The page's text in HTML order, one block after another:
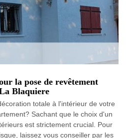
la pose de revêtement
Blaquiere
totale à l'intérieur de votre
Sachant que le choix d'un
est strictement crucial. Pour
laissez vous conseiller par les